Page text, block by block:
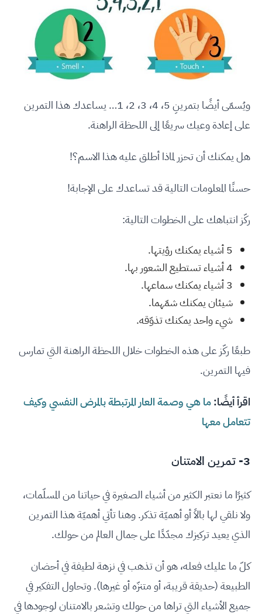
ويُسمّى أيضًا بتمرينِ 5، 4، 3، 2، 1… يساعدك هذا التمرين
على إعادة وعيك سريعًا إلى اللحظة الراهنة.
هل يمكنك أن تحزر لماذا أطلق عليه هذا الاسم؟!
حسنًا المعلومات التالية قد تساعدك على الإجابة!
ركّز انتباهك على الخطوات التالية:
5 أشياء يمكنك رؤيتها.
4 أشياء تستطيع الشعور بها.
3 أشياء يمكنك سماعها.
شيئان يمكنك شمّهما.
شيء واحد يمكنك تذوّقه.
طبعًا ركّز على هذه الخطوات خلال اللحظة الراهنة التي تمارس
فيها التمرين.
اقرأ أيضًا:ما هي وصمة العار المرتبطة بالمرض النفسي وكيف
تتعامل معها
3- تمرين الامتنان
كثيرًا ما نعتبر الكثير من أشياء الصغيرة في حياتنا من المسلّمات،
ولا نلقي لها بالاً أو أهميّة تذكر. وهنا تأتي أهميّة هذا التمرين
الذي يعيد تركيزك مجدّدًا على جمال العالم من حولك.
كلّ ما عليك فعله، هو أن تذهب في نزهة لطيفة في أحضان
الطبيعة (حديقة قريبة، أو متنزّه أو غيرها). وتحاول التفكير في
جميع الأشياء التي تراها من حولك وتشعر بالامتنان لوجودها في